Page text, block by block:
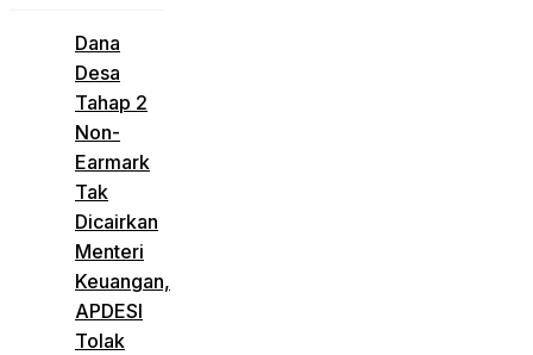
Dana
Desa
Tahap 2
Non-
Earmark
Tak
Dicairkan
Menteri
Keuangan,
APDESI
Tolak